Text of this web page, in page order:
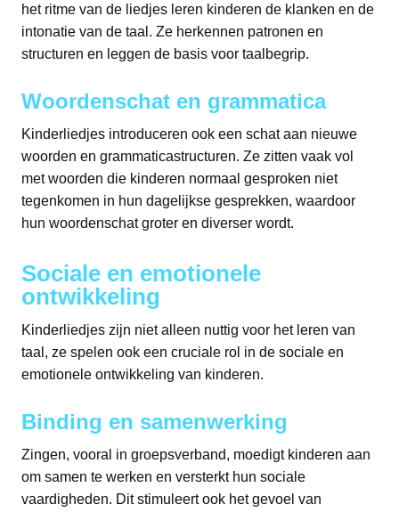
het ritme van de liedjes leren kinderen de klanken en de
intonatie van de taal. Ze herkennen patronen en
structuren en leggen de basis voor taalbegrip.
Woordenschat en grammatica
Kinderliedjes introduceren ook een schat aan nieuwe
woorden en grammaticastructuren. Ze zitten vaak vol
met woorden die kinderen normaal gesproken niet
tegenkomen in hun dagelijkse gesprekken, waardoor
hun woordenschat groter en diverser wordt.
Sociale en emotionele
ontwikkeling
Kinderliedjes zijn niet alleen nuttig voor het leren van
taal, ze spelen ook een cruciale rol in de sociale en
emotionele ontwikkeling van kinderen.
Binding en samenwerking
Zingen, vooral in groepsverband, moedigt kinderen aan
om samen te werken en versterkt hun sociale
vaardigheden. Dit stimuleert ook het gevoel van